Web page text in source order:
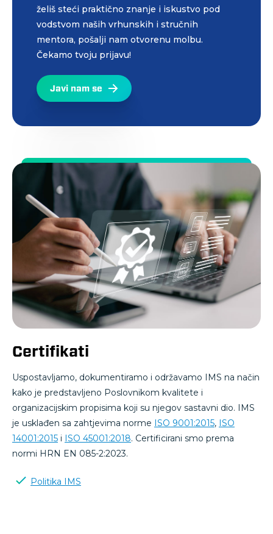
želiš steći praktično znanje i iskustvo pod
vodstvom naših vrhunskih i stručnih
mentora, pošalji nam otvorenu molbu.
Čekamo tvoju prijavu!
Javi nam se
Certifikati
Uspostavljamo, dokumentiramo i održavamo IMS na način
kako je predstavljeno Poslovnikom kvalitete i
organizacijskim propisima koji su njegov sastavni dio. IMS
je usklađen sa zahtjevima norme ISO 9001:2015, ISO
14001:2015 i ISO 45001:2018. Certificirani smo prema
normi HRN EN 085-2:2023.
Politika IMS